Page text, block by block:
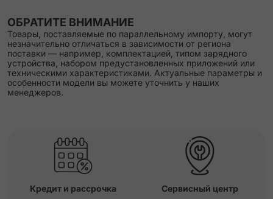
ОБРАТИТЕ ВНИМАНИЕ
Товары, поставляемые по параллельному импорту, могут
незначительно отличаться в зависимости от региона
поставки — например, комплектацией, типом зарядного
устройства, набором предустановленных приложений или
техническими характеристиками. Актуальные параметры и
особенности модели вы можете уточнить у наших
менеджеров.
Кредит и рассрочка Сервисный центр